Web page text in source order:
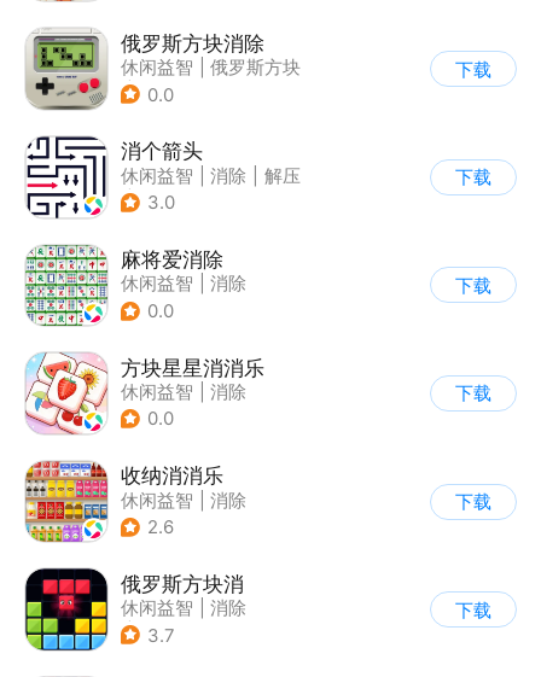
俄罗斯方块消除
休闲益智
俄罗斯方块
| 消除
0.0
下载
消个箭头
休闲益智 消除
解压
| 清新
3.0
下载
麻将爱消除
休闲益智
消除
0.0
下载
方块星星消消乐
休闲益智
消除
0.0
下载
收纳消消乐
休闲益智
消除
2.6
下载
俄罗斯方块消
休闲益智
消除
| 俄罗斯方块
3.7
下载